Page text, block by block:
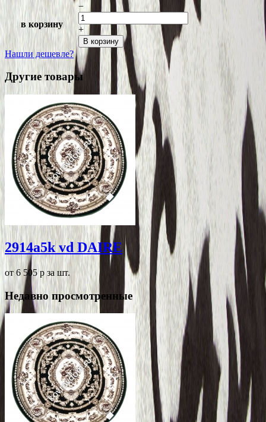
в корзину
−
+
В корзину
Нашли дешевле?
Другие товары
2914a5k vd DAIRE
от 6 505 p за шт.
Недавно просмотренные